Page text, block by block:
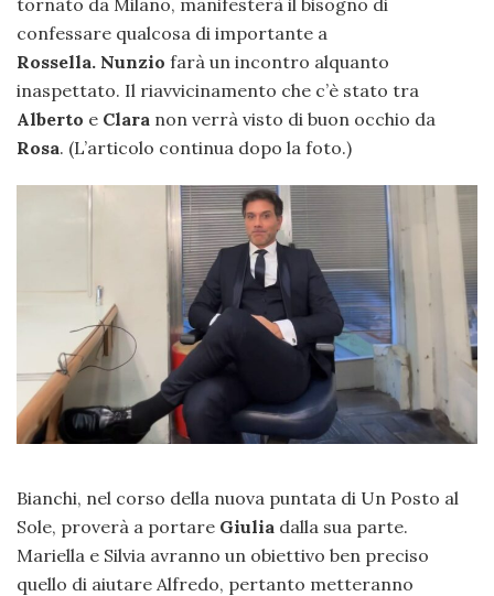
confessare qualcosa di importante a
Rossella. Nunzio farà un incontro alquanto
inaspettato. Il riavvicinamento che c’è stato tra
Alberto e Clara non verrà visto di buon occhio da
Rosa. (L’articolo continua dopo la foto.)
Bianchi, nel corso della nuova puntata di Un Posto al
Sole, proverà a portare Giulia dalla sua parte.
Mariella e Silvia avranno un obiettivo ben preciso
quello di aiutare Alfredo, pertanto metteranno